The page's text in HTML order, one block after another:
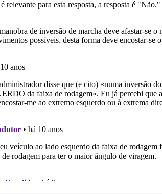
Veja os testemunhos dos nossos